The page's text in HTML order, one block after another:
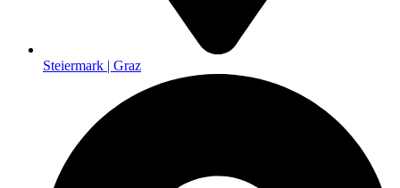
Steiermark | Graz